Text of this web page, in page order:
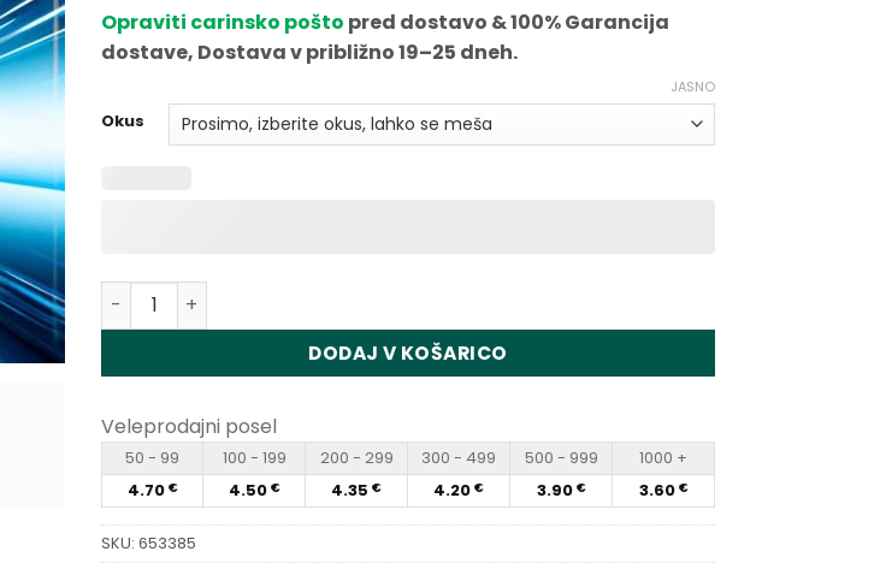
ocene
strank
Opraviti carinsko pošto pred dostavo & 100% Garancija
dostave, Dostava v približno 19–25 dneh.
Okus
JASNO
Količina Vapme Shisha Hookah 15000 Puffs Disposable Vape Wholesale
DODAJ V KOŠARICO
Veleprodajni posel
50 - 99 100 - 199 200 - 299 300 - 499 500 - 999
1000 +
4.70 € 4.50 € 4.35 € 4.20 € 3.90 € 3.60 €
SKU: 653385